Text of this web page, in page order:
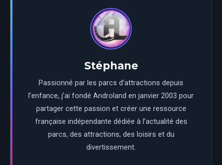
Stéphane
Passionné par les parcs d’attractions depuis
l’enfance, j’ai fondé Androland en janvier 2003 pour
partager cette passion et créer une ressource
française indépendante dédiée à l’actualité des
parcs, des attractions, des loisirs et du
divertissement.